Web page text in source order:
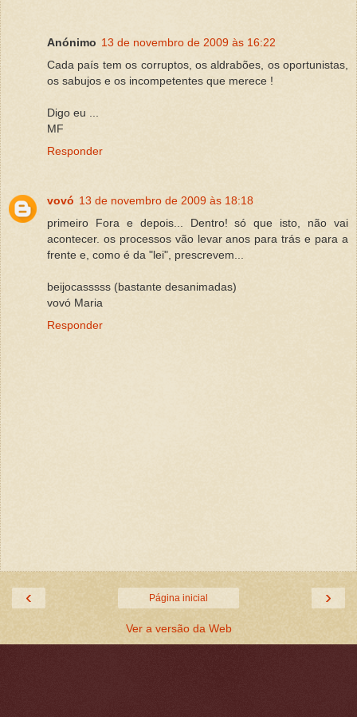
Anónimo 13 de novembro de 2009 às 16:22
Cada país tem os corruptos, os aldrabões, os oportunistas,
os sabujos e os incompetentes que merece !
Digo eu ...
MF
Responder
vovó 13 de novembro de 2009 às 18:18
primeiro Fora e depois... Dentro! só que isto, não vai
acontecer. os processos vão levar anos para trás e para a
frente e, como é da "lei", prescrevem...
beijocasssss (bastante desanimadas)
vovó Maria
Responder
‹ ›
Página inicial
Ver a versão da Web